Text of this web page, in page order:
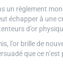
un règlement
échapper à une
d’or
l’or brille de
que ce n’est